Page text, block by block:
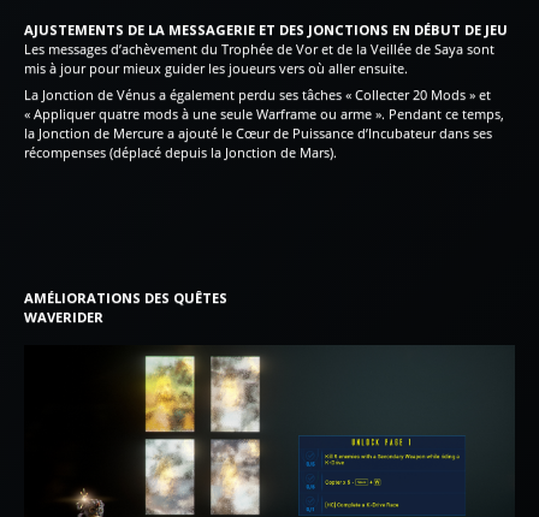
AJUSTEMENTS DE LA MESSAGERIE ET DES JONCTIONS EN DÉBUT DE JEU
Les messages d’achèvement du Trophée de Vor et de la Veillée de Saya sont
mis à jour pour mieux guider les joueurs vers où aller ensuite.
La Jonction de Vénus a également perdu ses tâches « Collecter 20 Mods » et
« Appliquer quatre mods à une seule Warframe ou arme ». Pendant ce temps,
la Jonction de Mercure a ajouté le Cœur de Puissance d’Incubateur dans ses
récompenses (déplacé depuis la Jonction de Mars).
AMÉLIORATIONS DES QUÊTES
WAVERIDER